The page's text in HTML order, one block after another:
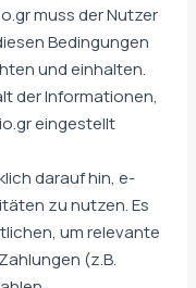
muss der Nutzer
Bedingungen
und einhalten.
der Informationen,
eingestellt
darauf hin, e-
zu nutzen. Es
um relevante
(z.B.